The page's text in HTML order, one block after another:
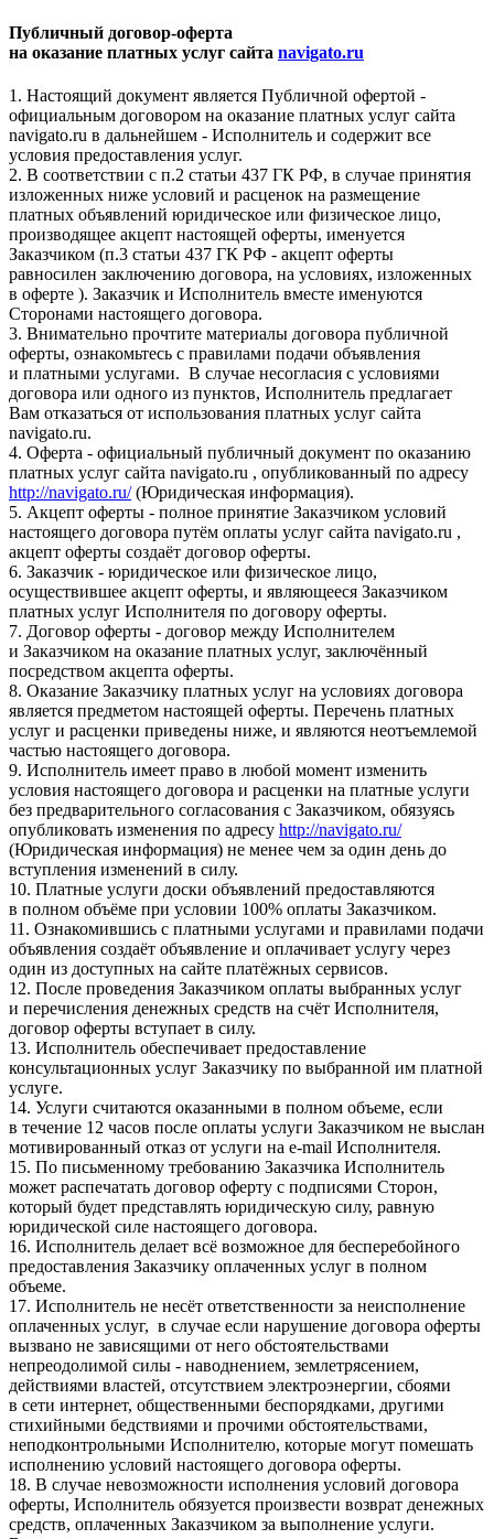
Публичный договор-оферта
на оказание платных услуг сайта navigato.ru
1. Настоящий документ является Публичной офертой -
официальным договором на оказание платных услуг сайта
navigato.ru в дальнейшем - Исполнитель и содержит все
условия предоставления услуг.
2. В соответствии с п.2 статьи 437 ГК РФ, в случае принятия
изложенных ниже условий и расценок на размещение
платных объявлений юридическое или физическое лицо,
производящее акцепт настоящей оферты, именуется
Заказчиком (п.3 статьи 437 ГК РФ - акцепт оферты
равносилен заключению договора, на условиях, изложенных
в оферте ). Заказчик и Исполнитель вместе именуются
Сторонами настоящего договора.
3. Внимательно прочтите материалы договора публичной
оферты, ознакомьтесь с правилами подачи объявления
и платными услугами. В случае несогласия с условиями
договора или одного из пунктов, Исполнитель предлагает
Вам отказаться от использования платных услуг сайта
navigato.ru.
4. Оферта - официальный публичный документ по оказанию
платных услуг сайта navigato.ru , опубликованный по адресу
http://navigato.ru/(Юридическая информация).
5. Акцепт оферты - полное принятие Заказчиком условий
настоящего договора путём оплаты услуг сайта navigato.ru ,
акцепт оферты создаёт договор оферты.
6. Заказчик - юридическое или физическое лицо,
осуществившее акцепт оферты, и являющееся Заказчиком
платных услуг Исполнителя по договору оферты.
7. Договор оферты - договор между Исполнителем
и Заказчиком на оказание платных услуг, заключённый
посредством акцепта оферты.
8. Оказание Заказчику платных услуг на условиях договора
является предметом настоящей оферты. Перечень платных
услуг и расценки приведены ниже, и являются неотъемлемой
частью настоящего договора.
9. Исполнитель имеет право в любой момент изменить
условия настоящего договора и расценки на платные услуги
без предварительного согласования с Заказчиком, обязуясь
опубликовать изменения по адресу http://navigato.ru/
(Юридическая информация) не менее чем за один день до
вступления изменений в силу.
10. Платные услуги доски объявлений предоставляются
в полном объёме при условии 100% оплаты Заказчиком.
11. Ознакомившись с платными услугами и правилами подачи
объявления создаёт объявление и оплачивает услугу через
один из доступных на сайте платёжных сервисов.
12. После проведения Заказчиком оплаты выбранных услуг
и перечисления денежных средств на счёт Исполнителя,
договор оферты вступает в силу.
13. Исполнитель обеспечивает предоставление
консультационных услуг Заказчику по выбранной им платной
услуге.
14. Услуги считаются оказанными в полном объеме, если
в течение 12 часов после оплаты услуги Заказчиком не выслан
мотивированный отказ от услуги на e-mail Исполнителя.
15. По письменному требованию Заказчика Исполнитель
может распечатать договор оферту с подписями Сторон,
который будет представлять юридическую силу, равную
юридической силе настоящего договора.
16. Исполнитель делает всё возможное для бесперебойного
предоставления Заказчику оплаченных услуг в полном
объеме.
17. Исполнитель не несёт ответственности за неисполнение
оплаченных услуг, в случае если нарушение договора оферты
вызвано не зависящими от него обстоятельствами
непреодолимой силы - наводнением, землетрясением,
действиями властей, отсутствием электроэнергии, сбоями
в сети интернет, общественными беспорядками, другими
стихийными бедствиями и прочими обстоятельствами,
неподконтрольными Исполнителю, которые могут помешать
исполнению условий настоящего договора оферты.
18. В случае невозможности исполнения условий договора
оферты, Исполнитель обязуется произвести возврат денежных
средств, оплаченных Заказчиком за выполнение услуги.